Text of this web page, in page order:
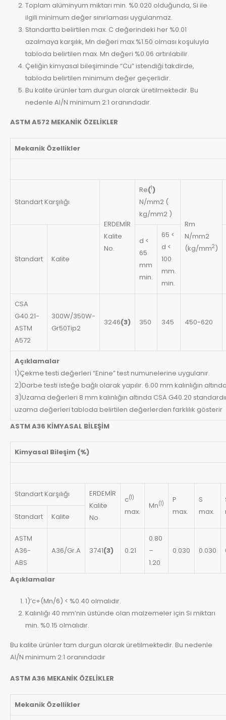
Toplam alüminyum miktarı min. %0.020 olduğunda, Si ile
ilgili minimum değer sınırlaması uygulanmaz.
Standartta belirtilen max. C değerindeki her %0.01
azalmaya karşılık, Mn değeri max.%1.50 olması koşuluyla
tabloda belirtilen max. Mn değeri %0.06 artırılabilir.
Çeliğin kimyasal bileşiminde “Cu” istendiği takdirde,
tabloda belirtilen minimum değer geçerlidir.
Bu kalite ürünler tam durgun olarak üretilmektedir. Bu
nedenle Al/N minimum 2:1 oranındadır.
ASTM A572 MEKANİK ÖZELİKLER
Mekanik Özellikler
Standart Karşılığı
ERDEMİR
Kalite
No.
Re(1)
N/mm2 (
kg/mm2 )
Rm
N/mm2
(kg/mm2)
Standart
Kalite
d <
65
mm
min.
65 <
d <
100
mm.
min.
CSA
G40.21-
ASTM
A572
300W/350W-
Gr50Tip2
3246(3) 350 345 450-620
Açıklamalar
1)Çekme testi değerleri “Enine” test numunelerine uygulanır.
2)Darbe testi isteğe bağlı olarak yapılır. 6.00 mm kalınlığın
3)Uzama değerleri 8 mm kalınlığın altında CSA G40.20
uzama değerleri tabloda belirtilen değerlerden farklılık gösterir
ASTM A36 KİMYASAL BİLEŞİM
Kimyasal Bileşim (%)
Standart Karşılığı
ERDEMİR
Kalite
No
c(1)
max.
Mn(1)
P
max.
S
max.
Standart Kalite
ASTM
A36-
ABS
A36/Gr.A 3741(3) 0.21
0.80
–
1.20
0.030 0.030
Açıklamalar
1)’c+(Mn/6) < %0.40 olmalıdır.
Kalınlığı 40 mm’nin üstünde olan malzemeler için Si miktarı
min. %0.15 olmalıdır.
Bu kalite ürünler tam durgun olarak üretilmektedir. Bu nedenle
Al/N minimum 2:1 oranındadır
ASTM A36 MEKANİK ÖZELİKLER
Mekanik Özellikler